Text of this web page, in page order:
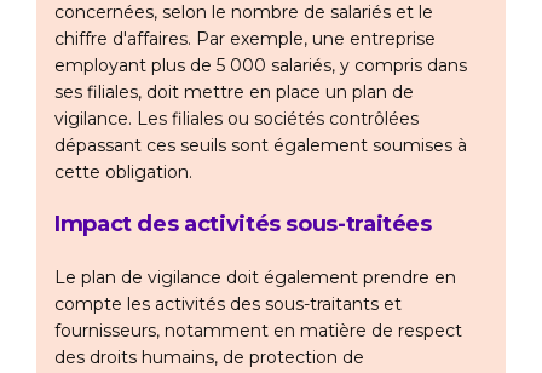
concernées, selon le nombre de salariés et le
chiffre d'affaires. Par exemple, une entreprise
employant plus de 5 000 salariés, y compris dans
ses filiales, doit mettre en place un plan de
vigilance. Les filiales ou sociétés contrôlées
dépassant ces seuils sont également soumises à
cette obligation.
Impact des activités sous-traitées
Le plan de vigilance doit également prendre en
compte les activités des sous-traitants et
fournisseurs, notamment en matière de respect
des droits humains, de protection de